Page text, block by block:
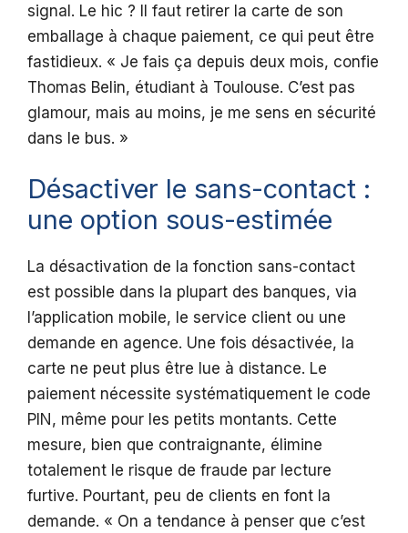
signal. Le hic ? Il faut retirer la carte de son
emballage à chaque paiement, ce qui peut être
fastidieux. « Je fais ça depuis deux mois, confie
Thomas Belin, étudiant à Toulouse. C’est pas
glamour, mais au moins, je me sens en sécurité
dans le bus. »
Désactiver le sans-contact :
une option sous-estimée
La désactivation de la fonction sans-contact
est possible dans la plupart des banques, via
l’application mobile, le service client ou une
demande en agence. Une fois désactivée, la
carte ne peut plus être lue à distance. Le
paiement nécessite systématiquement le code
PIN, même pour les petits montants. Cette
mesure, bien que contraignante, élimine
totalement le risque de fraude par lecture
furtive. Pourtant, peu de clients en font la
demande. « On a tendance à penser que c’est